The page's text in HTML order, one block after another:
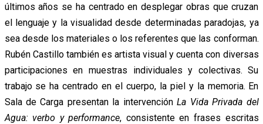
últimos años se ha centrado en desplegar obras que cruzan
el lenguaje y la visualidad desde determinadas paradojas, ya
sea desde los materiales o los referentes que las conforman.
Rubén Castillo también es artista visual y cuenta con diversas
participaciones en muestras individuales y colectivas. Su
trabajo se ha centrado en el cuerpo, la piel y la memoria. En
Sala de Carga presentan la intervenciónLa Vida Privada del
Agua: verbo y performance, consistente en frases escritas